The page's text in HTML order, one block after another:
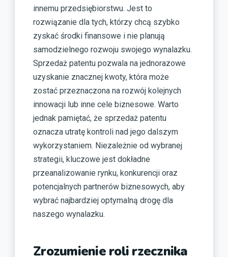
innemu przedsiębiorstwu. Jest to
rozwiązanie dla tych, którzy chcą szybko
zyskać środki finansowe i nie planują
samodzielnego rozwoju swojego wynalazku.
Sprzedaż patentu pozwala na jednorazowe
uzyskanie znacznej kwoty, która może
zostać przeznaczona na rozwój kolejnych
innowacji lub inne cele biznesowe. Warto
jednak pamiętać, że sprzedaż patentu
oznacza utratę kontroli nad jego dalszym
wykorzystaniem. Niezależnie od wybranej
strategii, kluczowe jest dokładne
przeanalizowanie rynku, konkurencji oraz
potencjalnych partnerów biznesowych, aby
wybrać najbardziej optymalną drogę dla
naszego wynalazku.
Zrozumienie roli rzecznika